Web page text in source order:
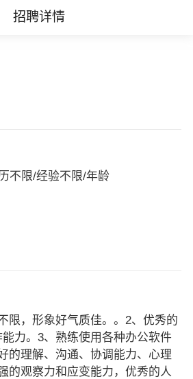
招聘详情
不限/经验不限/年龄
限，形象好气质佳。。2、优秀的
力。3、熟练使用各种办公软件
的理解、沟通、协调能力、心理
的观察力和应变能力，优秀的人